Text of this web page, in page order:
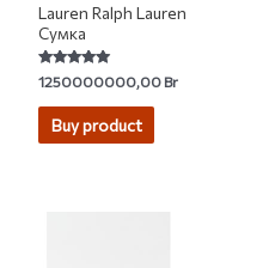
Lauren Ralph Lauren
Сумка
Rated
5.00
out of 5
1250000000,00Br
Buy product